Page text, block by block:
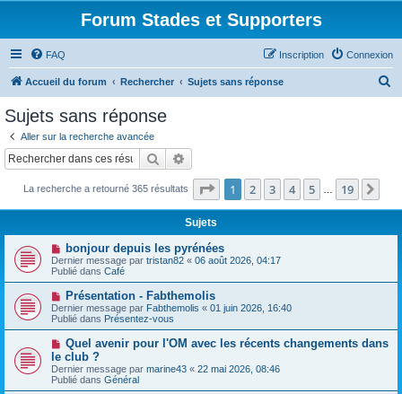
Forum Stades et Supporters
FAQ Connexion
Inscription
Accueil du forum Rechercher Sujets sans réponse
c
Sujets sans réponse
Aller sur la recherche avancée
Rechercher
La recherche a retourné 365 résultats Page 1sur19
1 2 3 4 5 19
Sujets
N
o
u
v
e
a
u
m
e
s
s
a
g
e
bonjour depuis les pyrénées
Dernier message par tristan82 « 06 août 2026, 04:17
Publié dans Café
N
o
u
v
a
u
m
e
s
Présentation - Fabthemolis
Dernier message par Fabthemolis « 01 juin 2026, 16:40
Publié dans Présentez-vous
N
u
v
e
Quel avenir pour l'OM avec les récents changements dans
le club ?
Dernier message par marine43 « 22 mai 2026, 08:46
Publié dans Général